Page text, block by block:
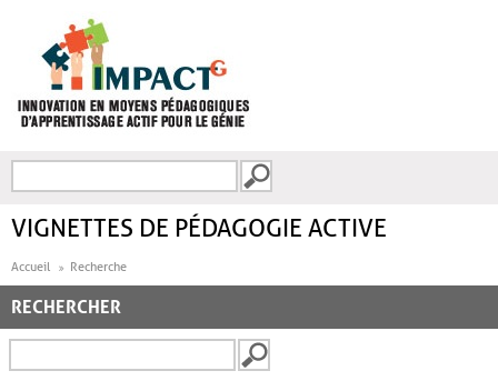
FORMULAIRE DE
VIGNETTES DE PÉDAGOGIE ACTIVE
Accueil Recherche
RECHERCHER